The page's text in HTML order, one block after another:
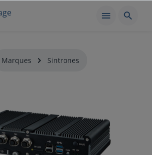
Marques Sintrones